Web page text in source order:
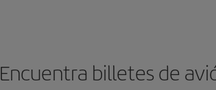
Encuentra billetes de